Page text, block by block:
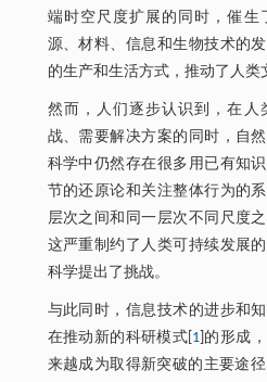
端时空尺度扩展的同时，催生
源、材料、信息和生物技术的
的生产和生活方式，推动了人类
然而，人们逐步认识到，在人
战、需要解决方案的同时，自
科学中仍然存在很多用已有知
节的还原论和关注整体行为的
层次之间和同一层次不同尺度
这严重制约了人类可持续发展
科学提出了挑战。
与此同时，信息技术的进步和
在推动新的科研模式[ 1 ]的形成
来越成为取得新突破的主要途径[